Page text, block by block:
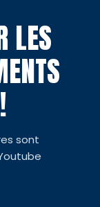
LES
sont